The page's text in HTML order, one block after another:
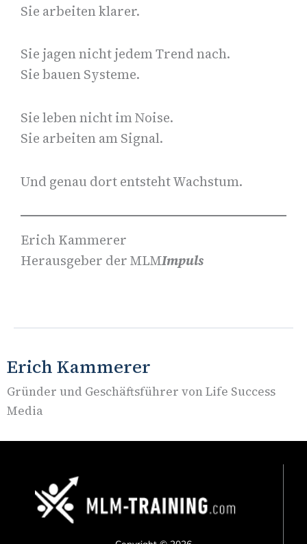
Sie arbeiten klarer.
Sie jagen nicht jedem Trend nach.
Sie bauen Systeme.
Sie leben nicht im Noise.
Sie arbeiten am Signal.
Und genau dort entsteht Wachstum.
Erich Kammerer
Herausgeber der MLMImpuls
Erich Kammerer
Gründer und Geschäftsführer von Life Success
Media